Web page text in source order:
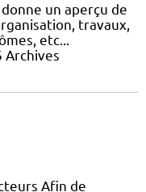
un aperçu de
travaux,
etc...
Archives
Afin de